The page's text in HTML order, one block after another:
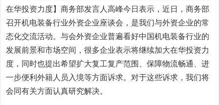
在华投资力度】商务部发言人高峰今日表示，近日，商务部
召开机电装备行业外资企业座谈会，是我们与外资企业的常
态化交流活动。与会外资企业普遍看好中国机电装备行业的
发展前景和市场空间，很多企业表示将继续加大在华投资力
度，同时也提出希望扩大复工复产范围、保障物流畅通、进
一步便利外籍人员入境等方面诉求。对于这些诉求，我们将
会同有关方面认真研究解决。